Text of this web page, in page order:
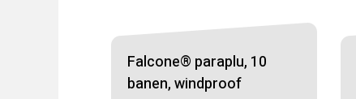
Falcone® paraplu, 10
banen, windproof